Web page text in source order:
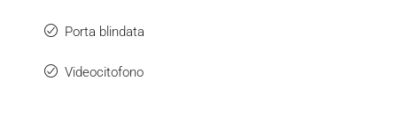
Porta blindata
Videocitofono